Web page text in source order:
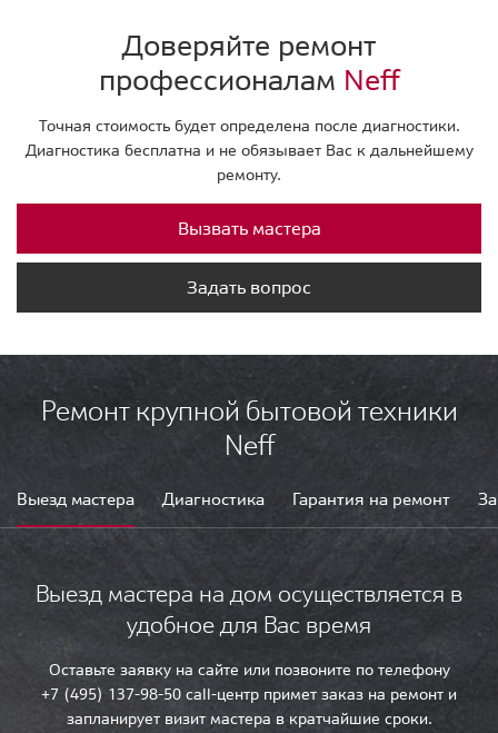
Доверяйте ремонт
профессионалам Neff
Точная стоимость будет определена после диагностики.
Диагностика бесплатна и не обязывает Вас к дальнейшему
ремонту.
Вызвать мастера
Задать вопрос
Ремонт крупной бытовой техники
Neff
Выезд мастера Диагностика Гарантия на ремонт
Выезд мастера на дом осуществляется в
удобное для Вас время
Оставьте заявку на сайте или позвоните по телефону
+7 (495) 137-98-50 call-центр примет заказ на ремонт и
запланирует визит мастера в кратчайшие сроки.